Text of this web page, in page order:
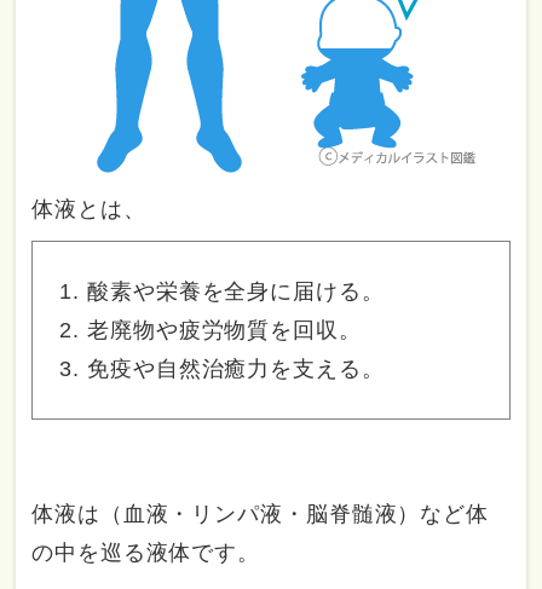
体液とは、
酸素や栄養を全身に届ける。
老廃物や疲労物質を回収。
免疫や自然治癒力を支える。
体液は（血液・リンパ液・脳脊髄液）など体
の中を巡る液体です。